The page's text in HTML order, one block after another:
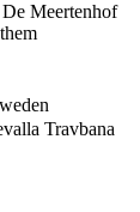
Meertenhof
Travbana